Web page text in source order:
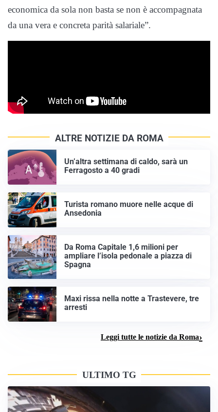
economica da sola non basta se non è accompagnata
da una vera e concreta parità salariale”.
ALTRE NOTIZIE DA ROMA
Un’altra settimana di caldo, sarà un
Ferragosto a 40 gradi
Turista romano muore nelle acque di
Ansedonia
Da Roma Capitale 1,6 milioni per
ampliare l’isola pedonale a piazza di
Spagna
Maxi rissa nella notte a Trastevere, tre
arresti
Leggi tutte le notizie da Roma
ULTIMO TG